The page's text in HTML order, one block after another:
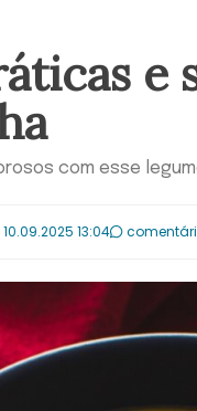
e
com esse
10.09.2025 13:04